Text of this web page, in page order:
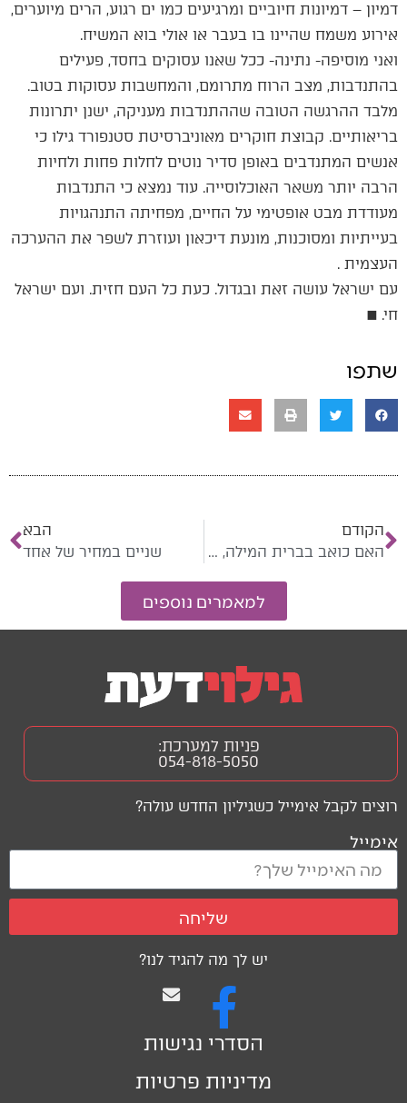
דמיון – דמיונות חיוביים ומרגיעים כמו ים רגוע, הרים מיוערים,
אירוע משמח שהיינו בו בעבר או אולי בוא המשיח.
ואני מוסיפה- נתינה- ככל שאנו עסוקים בחסד, פעילים
בהתנדבות, מצב הרוח מתרומם, והמחשבות עסוקות בטוב.
מלבד ההרגשה הטובה שההתנדבות מעניקה, ישנן יתרונות
בריאותיים. קבוצת חוקרים מאוניברסיטת סטנפורד גילו כי
אנשים המתנדבים באופן סדיר נוטים לחלות פחות ולחיות
הרבה יותר משאר האוכלוסייה. עוד נמצא כי התנדבות
מעודדת מבט אופטימי על החיים, מפחיתה התנהגויות
בעייתיות ומסוכנות, מונעת דיכאון ועוזרת לשפר את ההערכה
העצמית .
עם ישראל עושה זאת ובגדול. כעת כל העם חזית. ועם ישראל
חי. ■
שתפו
הקודם
האם כואב בברית המילה, ולמי?
הבא
שניים במחיר של אחד
למאמרים נוספים
יש לך מה להגיד לנו?
הסדרי נגישות
מדיניות פרטיות
רוצים לקבל אימייל כשגיליון החדש עולה?
אימייל
שליחה
פניות למערכת:
054-818-5050